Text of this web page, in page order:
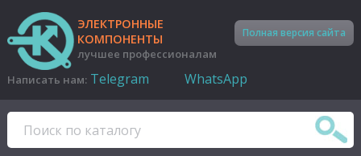
ЭЛЕКТРОННЫЕ
КОМПОНЕНТЫ
лучшее профессионалам
Полная версия сайта
Написать нам: Telegram WhatsApp